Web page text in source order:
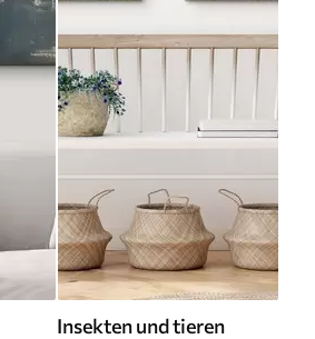
Insekten und tieren